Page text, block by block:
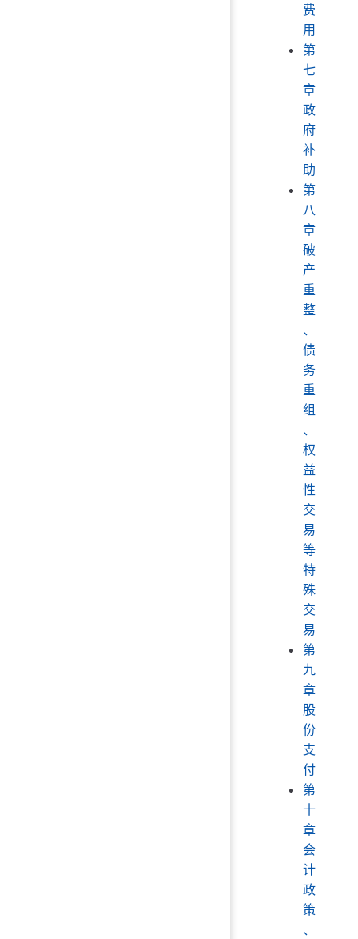
费
用
第
七
章
政
府
补
助
第
八
章
破
产
重
整
、
债
务
重
组
、
权
益
性
交
易
等
特
殊
交
易
第
九
章
股
份
支
付
第
十
章
会
计
政
策
、